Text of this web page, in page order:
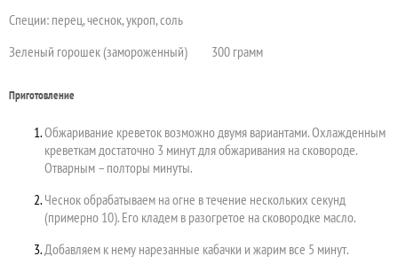
Специи: перец, чеснок, укроп, соль
Зеленый горошек (замороженный) 300 грамм
Приготовление
Обжаривание креветок возможно двумя вариантами. Охлажденным
креветкам достаточно 3 минут для обжаривания на сковороде.
Отварным – полторы минуты.
Чеснок обрабатываем на огне в течение нескольких секунд
(примерно 10). Его кладем в разогретое на сковородке масло.
Добавляем к нему нарезанные кабачки и жарим все 5 минут.